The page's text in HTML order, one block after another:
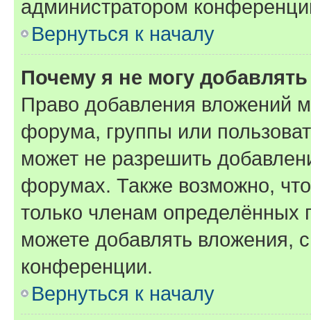
администратором
Вернуться к началу
Почему я не могу
Право добавления вложений
форума, группы или
может не разрешить
форумах. Также возможно,
только членам определённых
можете добавлять вложения,
конференции.
Вернуться к началу